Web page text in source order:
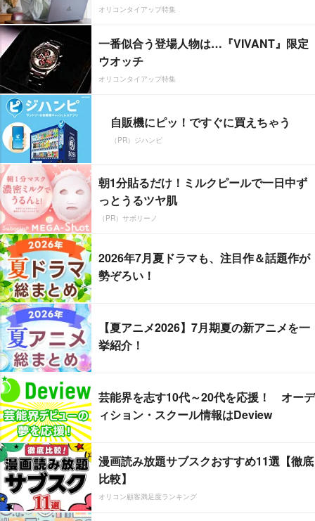
オリコンタイアップ特集
一番似合う登場人物は…『VIVANT』限定
ウオッチ
オリコンタイアップ特集
自販機にピッ！ですぐに買えちゃう
（PR）ジハンピ
朝1分貼るだけ！ミルクピールで一日中ず
っとうるツヤ肌
（PR）サボリーノ
2026年7月夏ドラマも、注目作＆話題作が
勢ぞろい！
【夏アニメ2026】7月期夏の新アニメを一
挙紹介！
芸能界を志す10代～20代を応援！ オーデ
ィション・スクール情報はDeview
漫画読み放題サブスクおすすめ11選【徹底
比較】
オリコン顧客満足度ランキング